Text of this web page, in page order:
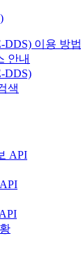
DDS) 이용 방법
안내
DDS)
색
API